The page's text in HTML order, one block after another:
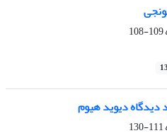
109-108
دیوید هیوم
111-130